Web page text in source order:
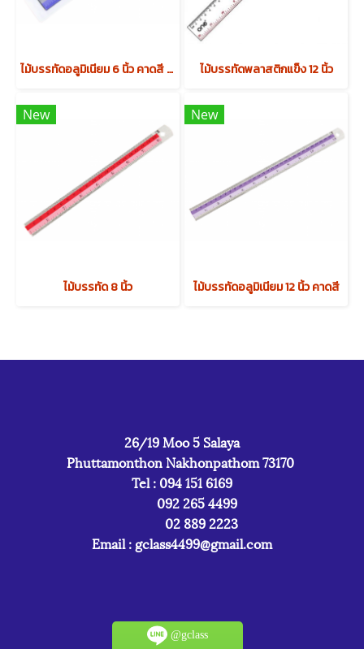
ไม้บรรทัดอลูมิเนียม 6 นิ้ว คาดสี (บรรจุ 12 ชิ้น) ไม้บรรทัดพลาสติกแข็ง 12 นิ้ว
New
ไม้บรรทัด 8 นิ้ว
New
ไม้บรรทัดอลูมิเนียม 12 นิ้ว คาดสี
26/19 Moo 5 Salaya
Phuttamonthon Nakhonpathom 73170
Tel : 094 151 6169
092 265 4499
02 889 2223
Email : gclass4499@gmail.com
@gclass